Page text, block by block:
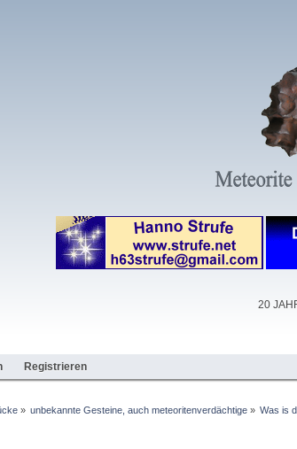
20
Registrieren
» unbekannte Gesteine, auch meteoritenverdächtige» Was is